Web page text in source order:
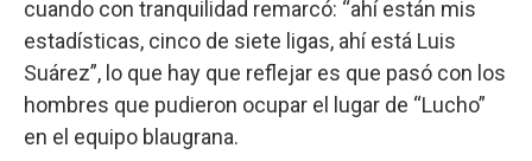
cuando con tranquilidad remarcó: “ahí están mis
estadísticas, cinco de siete ligas, ahí está Luis
Suárez”, lo que hay que reflejar es que pasó con los
hombres que pudieron ocupar el lugar de “Lucho”
en el equipo blaugrana.